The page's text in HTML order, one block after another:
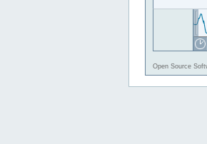
Open Source